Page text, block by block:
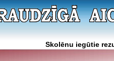
Skolēnu iegūtie